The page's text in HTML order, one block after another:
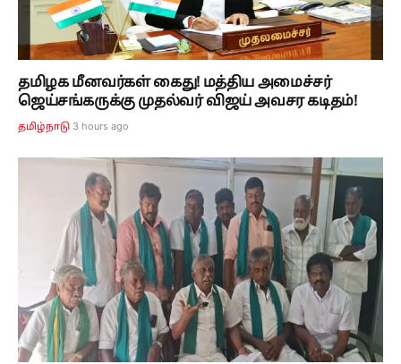
தமிழக மீனவர்கள் கைது! மத்திய அமைச்சர்
ஜெய்சங்கருக்கு முதல்வர் விஜய் அவசர கடிதம்!
தமிழ்நாடு 3 hours ago